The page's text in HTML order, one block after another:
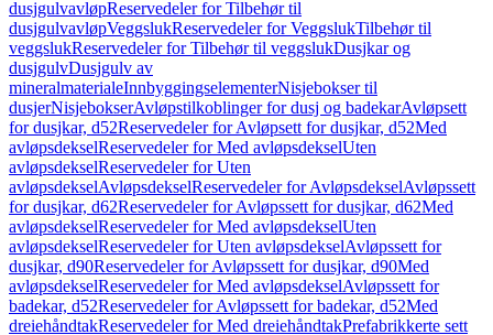
dusjgulvavløpReservedeler for Tilbehør til
dusjgulvavløpVeggslukReservedeler for VeggslukTilbehør til
veggslukReservedeler for Tilbehør til veggslukDusjkar og
dusjgulvDusjgulv av
mineralmaterialeInnbyggingselementerNisjebokser til
dusjerNisjebokserAvløpstilkoblinger for dusj og badekarAvløpsett
for dusjkar, d52Reservedeler for Avløpsett for dusjkar, d52Med
avløpsdekselReservedeler for Med avløpsdekselUten
avløpsdekselReservedeler for Uten
avløpsdekselAvløpsdekselReservedeler for AvløpsdekselAvløpssett
for dusjkar, d62Reservedeler for Avløpssett for dusjkar, d62Med
avløpsdekselReservedeler for Med avløpsdekselUten
avløpsdekselReservedeler for Uten avløpsdekselAvløpssett for
dusjkar, d90Reservedeler for Avløpssett for dusjkar, d90Med
avløpsdekselReservedeler for Med avløpsdekselAvløpssett for
badekar, d52Reservedeler for Avløpssett for badekar, d52Med
dreiehåndtakReservedeler for Med dreiehåndtakPrefabrikkerte sett